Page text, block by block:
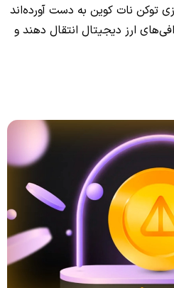
توکن نات کوین به دست آورده‌اند
ارز دیجیتال انتقال دهند و